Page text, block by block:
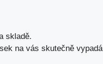
skladě.
na vás skutečně vypadá